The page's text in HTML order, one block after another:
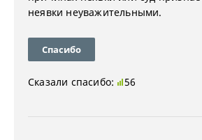
неявки неуважительными.
Спасибо
Сказали спасибо: 56